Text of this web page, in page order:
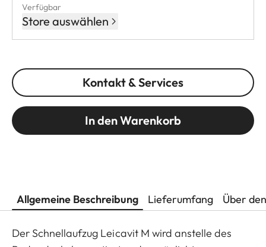
Verfügbar
Store auswählen
Kontakt & Services
In den Warenkorb
Allgemeine Beschreibung Lieferumfang Über
Der Schnellaufzug Leicavit M wird anstelle des